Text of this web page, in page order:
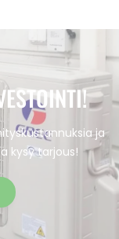
ja
kysy tarjous!